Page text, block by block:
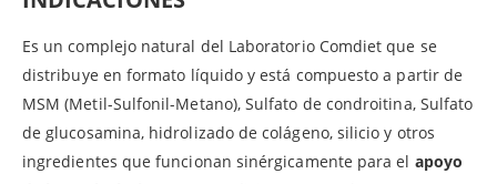
Es un complejo natural del Laboratorio Comdiet que se
distribuye en formato líquido y está compuesto a partir de
MSM (Metil-Sulfonil-Metano), Sulfato de condroitina, Sulfato
de glucosamina, hidrolizado de colágeno, silicio y otros
ingredientes que funcionan sinérgicamente para el apoyo